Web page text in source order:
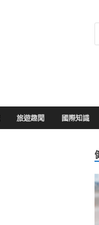
旅遊趣聞 國際知識